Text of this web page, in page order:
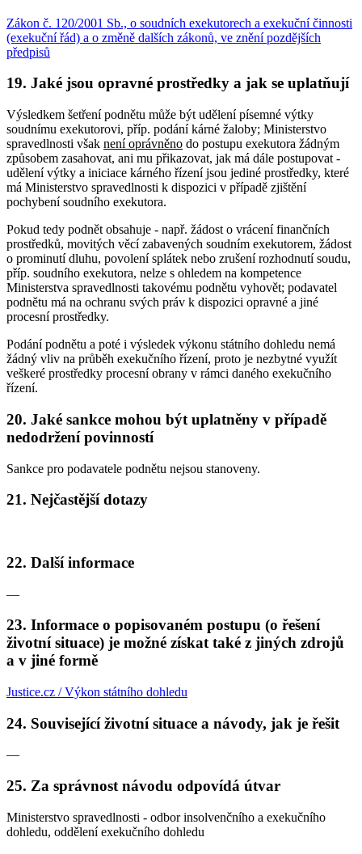
Zákon č. 120/2001 Sb., o soudních exekutorech a exekuční činnosti
(exekuční řád) a o změně dalších zákonů, ve znění pozdějších
předpisů
19. Jaké jsou opravné prostředky a jak se uplatňují
Výsledkem šetření podnětu může být udělení písemné výtky
soudnímu exekutorovi, příp. podání kárné žaloby; Ministerstvo
spravedlnosti však není oprávněno do postupu exekutora žádným
způsobem zasahovat, ani mu přikazovat, jak má dále postupovat -
udělení výtky a iniciace kárného řízení jsou jediné prostředky, které
má Ministerstvo spravedlnosti k dispozici v případě zjištění
pochybení soudního exekutora.
Pokud tedy podnět obsahuje - např. žádost o vrácení finančních
prostředků, movitých věcí zabavených soudním exekutorem, žádost
o prominutí dluhu, povolení splátek nebo zrušení rozhodnutí soudu,
příp. soudního exekutora, nelze s ohledem na kompetence
Ministerstva spravedlnosti takovému podnětu vyhovět; podavatel
podnětu má na ochranu svých práv k dispozici opravné a jiné
procesní prostředky.
Podání podnětu a poté i výsledek výkonu státního dohledu nemá
žádný vliv na průběh exekučního řízení, proto je nezbytné využít
veškeré prostředky procesní obrany v rámci daného exekučního
řízení.
20. Jaké sankce mohou být uplatněny v případě
nedodržení povinností
Sankce pro podavatele podnětu nejsou stanoveny.
21. Nejčastější dotazy
22. Další informace
—
23. Informace o popisovaném postupu (o řešení
životní situace) je možné získat také z jiných zdrojů
a v jiné formě
Justice.cz / Výkon státního dohledu
24. Související životní situace a návody, jak je řešit
—
25. Za správnost návodu odpovídá útvar
Ministerstvo spravedlnosti - odbor insolvenčního a exekučního
dohledu, oddělení exekučního dohledu